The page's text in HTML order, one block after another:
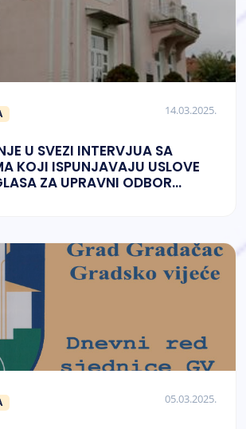
14.03.2025.
U SVEZI INTERVJUA SA
KOJI ISPUNJAVAJU USLOVE
ZA UPRAVNI ODBOR
05.03.2025.